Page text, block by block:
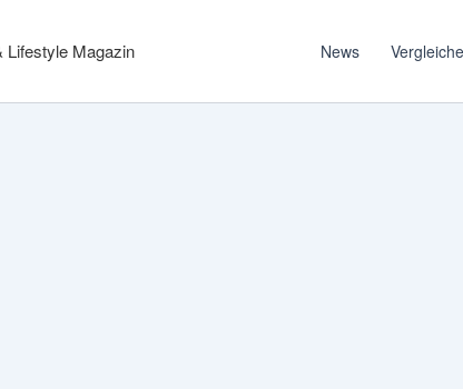
Lifestyle Magazin News Vergleiche